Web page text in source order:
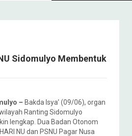
Sidomulyo Membentuk
– Bakda Isya’ (09/06), organ
Ranting Sidomulyo
lengkap. Dua Badan Otonom
NU dan PSNU Pagar Nusa